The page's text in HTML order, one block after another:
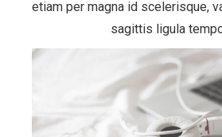
etiam per magna id scelerisque,
sagittis ligula